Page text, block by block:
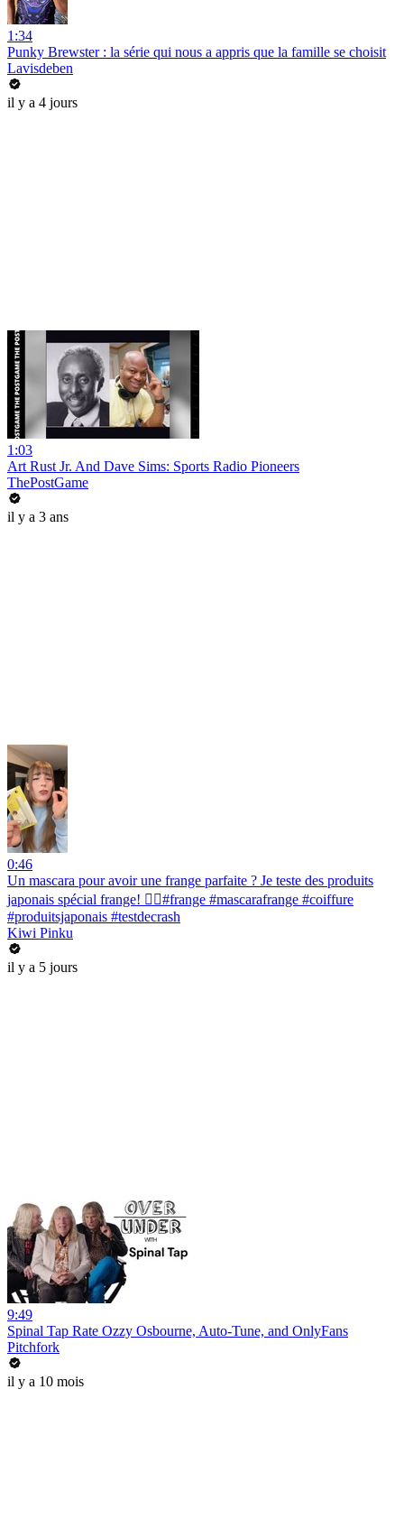
1:34
Punky Brewster : la série qui nous a appris que la famille se choisit
Lavisdeben
il y a 4 jours
1:03
Art Rust Jr. And Dave Sims: Sports Radio Pioneers
ThePostGame
il y a 3 ans
0:46
Un mascara pour avoir une frange parfaite ? Je teste des produits
japonais spécial frange! 💇‍♀️#frange #mascarafrange #coiffure
#produitsjaponais #testdecrash
Kiwi Pinku
il y a 5 jours
9:49
Spinal Tap Rate Ozzy Osbourne, Auto-Tune, and OnlyFans
Pitchfork
il y a 10 mois